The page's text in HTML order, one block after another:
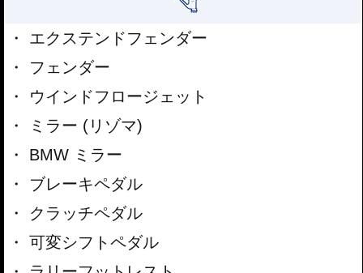
エクステンドフェンダー
フェンダー
ウインドフロージェット
ミラー (リゾマ)
BMW ミラー
ブレーキペダル
クラッチペダル
可変シフトペダル